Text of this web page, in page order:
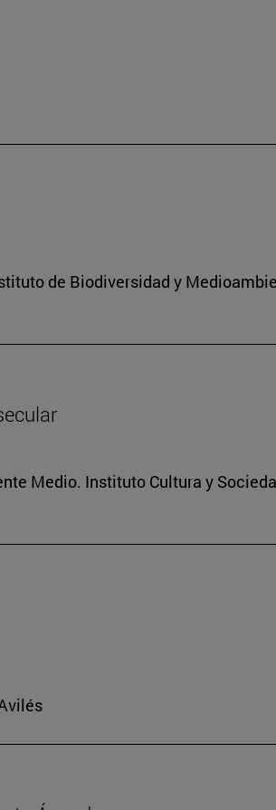
de Biodiversidad y
Medio. Instituto Cultura y